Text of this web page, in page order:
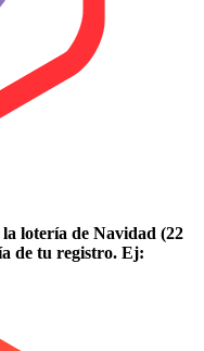
lotería de Navidad (22
de tu registro. Ej: